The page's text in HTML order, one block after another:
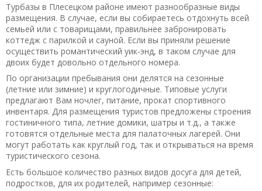
Турбазы в Плесецком районе имеют разнообразные виды
размещения. В случае, если вы собираетесь отдохнуть всей
семьей или с товарищами, правильнее забронировать
коттедж с парилкой и сауной. Если вы приняли решение
осуществить романтический уик-энд, в таком случае для
двоих будет довольно отдельного номера.
По организации пребывания они делятся на сезонные
(летние или зимние) и круглогодичные. Типовые услуги
предлагают Вам ночлег, питание, прокат спортивного
инвентаря. Для размещения туристов предложены строения
гостиничного типа, летние домики, шатры и т.д., а также
готовятся отдельные места для палаточных лагерей. Они
могут работать как круглый год, так и открываться на время
туристического сезона.
Есть большое количество разных видов досуга для детей,
подростков, для их родителей, например сезонные: